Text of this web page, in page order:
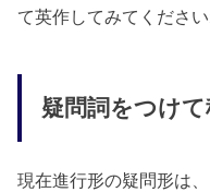
て英作してみてください
疑問詞をつけ
現在進行形の疑問形は